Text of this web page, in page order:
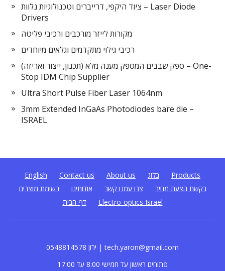
ציוד היקפי, דרייברים וטכנולוגיות נלוות – Laser Diode
Drivers
מקורות לייזר מורכבים ורכיבי פליטה
רכיבי גילוי מתקדמים וגלאים מיוחדים
ספק שבבים המספק מענה מלא (תכנון, ייצור ואריזה) – One-
Stop IDM Chip Supplier
Ultra Short Pulse Fiber Laser 1064nm
3mm Extended InGaAs Photodiodes bare die –
ISRAEL
English Contact us About us בלוג
Products
רשימת מוצרים
אודותינו צרו עמנו קשר
בקשת הצעת מחיר
דף הבית
Electro-optics Israel
0548814578 ירון | tech.yaron@gmail.com
פתוחים ראשון עד חמישי 8:00 עד 17:00